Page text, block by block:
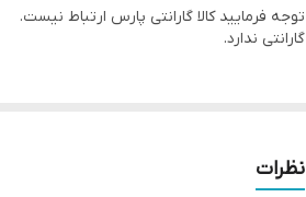
همراه باشید.
توجه فرمایید کالا گارانتی پارس ارتباط نيست.
گارانتی ندارد.
نظرات